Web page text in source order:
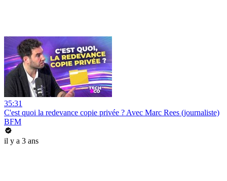
35:31
C'est quoi la redevance copie privée ? Avec Marc Rees (journaliste)
BFM
il y a 3 ans